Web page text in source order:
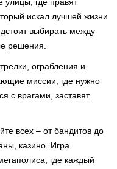
искал лучшей жизни
выбирать между
решения.
ограбления и
миссии, где нужно
с врагами, заставят
всех – от бандитов до
казино. Игра
где каждый